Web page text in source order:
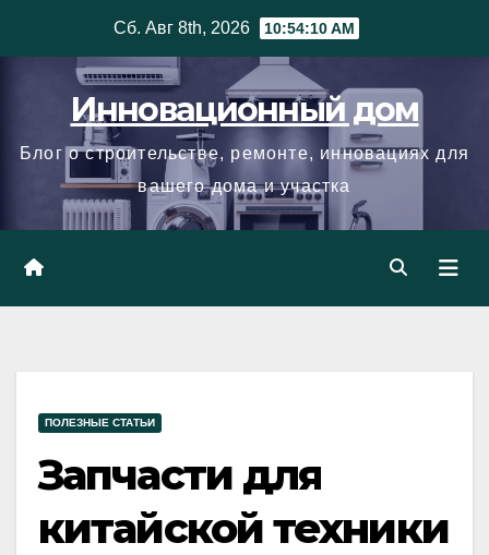
Сб. Авг 8th, 2026 10:54:12 AM
Инновационный дом
Блог о строительстве, ремонте, инновациях для
вашего дома и участка
ПОЛЕЗНЫЕ СТАТЬИ
Запчасти для
китайской техники